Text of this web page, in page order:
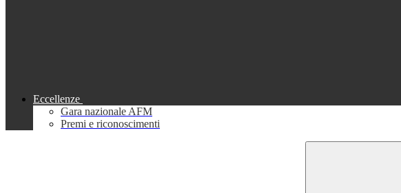
Eccellenze
Gara nazionale AFM
Premi e riconoscimenti